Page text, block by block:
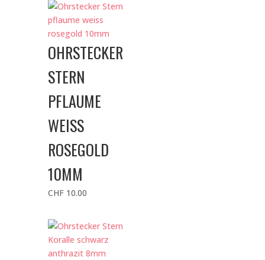
OHRSTECKER
STERN
PFLAUME
WEISS
ROSEGOLD
10MM
CHF10.00